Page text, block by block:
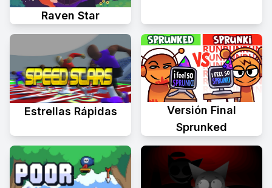
Raven Star
Estrellas Rápidas
Versión Final
Sprunked